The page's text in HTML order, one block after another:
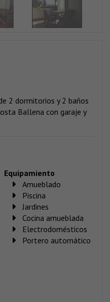
2 dormitorios y 2 baños
Ballena con garaje y
Equipamiento
Amueblado
Piscina
Jardines
Cocina amueblada
Electrodomésticos
Portero automático